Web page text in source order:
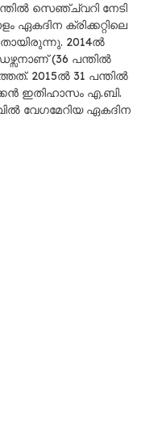
സെഞ്ച്വറി നേടി
ഏകദിന ക്രിക്കറ്റിലെ
2014ൽ
(36 പന്തിൽ
2015ൽ 31 പന്തിൽ
ഇതിഹാസം എ.ബി.
വേഗമേറിയ ഏകദിന